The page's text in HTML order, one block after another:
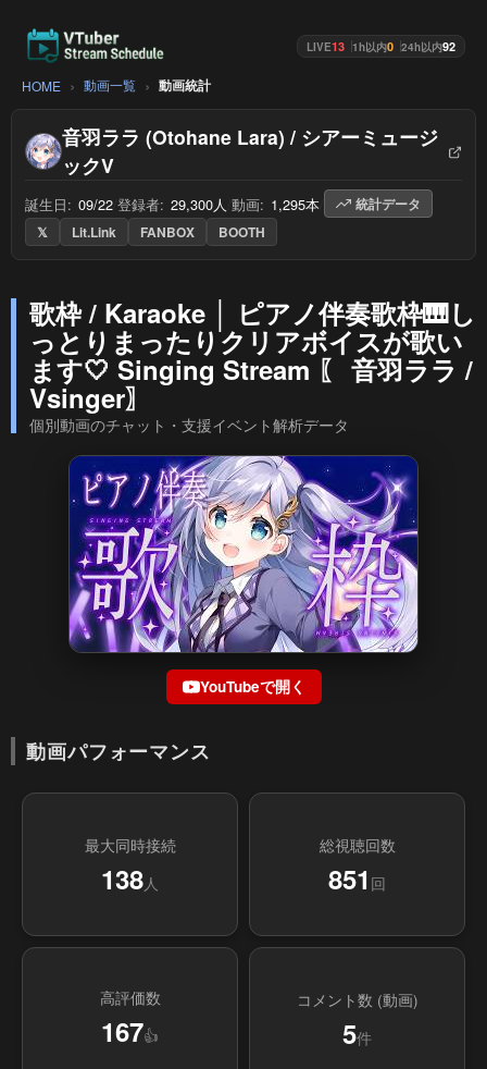
LIVE13 1h以内0 24h以内92
HOME 動画一覧 動画統計
音羽ララ (Otohane Lara) / シアーミュージ
ックV
誕生日: 09/22 登録者: 29,300人 動画: 1,295本
統計データ
𝕏
Lit.Link FANBOX BOOTH
歌枠 / Karaoke │ ピアノ伴奏歌枠🎹し
っとりまったりクリアボイスが歌い
ます🤍 Singing Stream 〖 音羽ララ /
Vsinger〗
個別動画のチャット・支援イベント解析データ
YouTubeで開く
動画パフォーマンス
最大同時接続
138人
総視聴回数
851 回
高評価数
167👍
コメント数 (動画)
5件